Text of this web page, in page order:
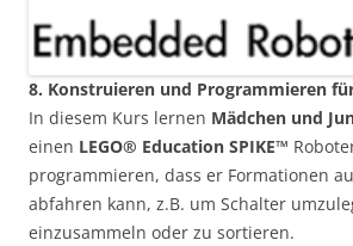
8. Konstruieren und Programmieren
In diesem Kurs lernen Mädchen und
einen LEGO® Education SPIKE™
programmieren, dass er Formationen
abfahren kann, z.B. um Schalter
einzusammeln oder zu sortieren.